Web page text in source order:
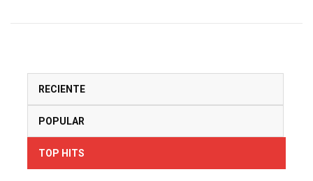
RECIENTE
POPULAR
TOP HITS